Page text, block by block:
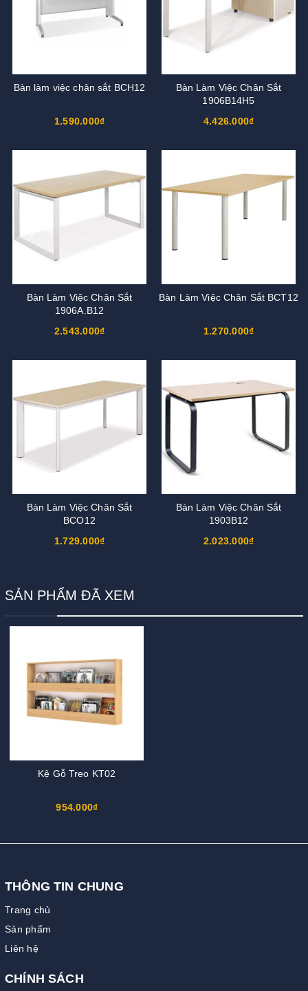
Bàn làm việc chân sắt BCH12
1.590.000₫
Bàn Làm Việc Chân Sắt
1906B14H5
4.426.000₫
Bàn Làm Việc Chân Sắt
1906A.B12
2.543.000₫
Bàn Làm Việc Chân Sắt BCT12
1.270.000₫
Bàn Làm Việc Chân Sắt
BCO12
1.729.000₫
Bàn Làm Việc Chân Sắt
1903B12
2.023.000₫
SẢN PHẨM ĐÃ XEM
Kệ Gỗ Treo KT02
954.000₫
THÔNG TIN CHUNG
Trang chủ
Sản phẩm
Liên hệ
CHÍNH SÁCH